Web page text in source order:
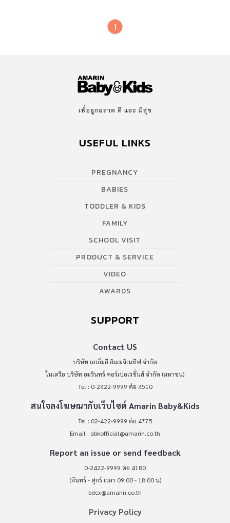
1
เพื่อลูกฉลาด ดี และ มีสุข
USEFUL LINKS
PREGNANCY
BABIES
TODDLER & KIDS
FAMILY
SCHOOL VISIT
PRODUCT & SERVICE
VIDEO
AWARDS
SUPPORT
Contact US
บริษัท เอเอ็มอี อิมเมจิเนทีฟ จำกัด
ในเครือ บริษัท อมรินทร์ คอร์เปอเรชั่นส์ จำกัด (มหาชน)
Tel : 0-2422-9999 ต่อ 4510
สนใจลงโฆษณากับเว็บไซต์ Amarin Baby&Kids
Tel : 02-422-9999 ต่อ 4775
Email : abkofficial@amarin.co.th
Report an issue or send feedback
0-2422-9999 ต่อ 4180
(จันทร์ - ศุกร์ เวลา 09.00 - 18.00 น)
bdcx@amarin.co.th
Privacy Policy